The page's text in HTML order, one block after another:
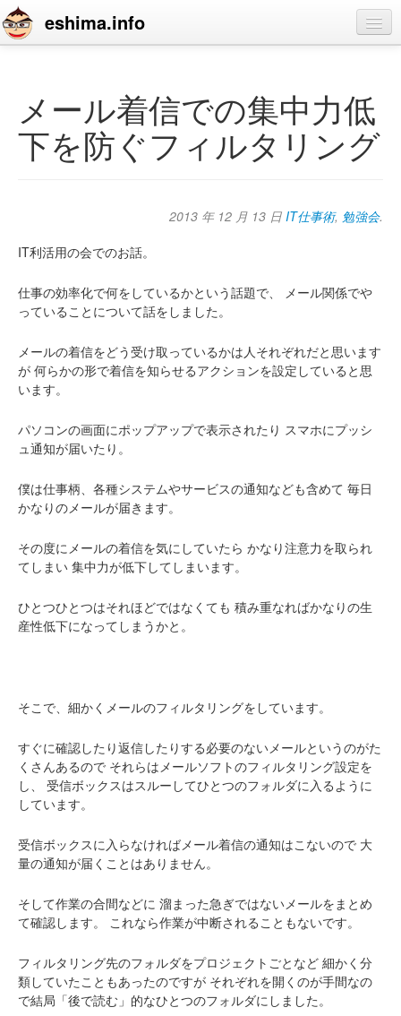
eshima.info
profile
contact
メール着信での集中力低
下を防ぐフィルタリング
2013 年 12 月 13 日 IT仕事術, 勉強会.
IT利活用の会でのお話。
仕事の効率化で何をしているかという話題で、
メール関係でや
っていることについて話をしました。
メールの着信をどう受け取っているかは人それぞれだと思います
が 何らかの形で着信を知らせるアクションを設定していると思
います。
パソコンの画面にポップアップで表示されたり スマホにプッシ
ュ通知が届いたり。
僕は仕事柄、各種システムやサービスの通知なども含めて 毎日
かなりのメールが届きます。
その度にメールの着信を気にしていたら かなり注意力を取られ
てしまい 集中力が低下してしまいます。
ひとつひとつはそれほどではなくても 積み重なればかなりの生
産性低下になってしまうかと。
そこで、細かくメールのフィルタリングをしています。
すぐに確認したり返信したりする必要のないメールというのがた
くさんあるので それらはメールソフトのフィルタリング設定を
し、
受信ボックスはスルーしてひとつのフォルダに入るように
しています。
受信ボックスに入らなければメール着信の通知はこないので 大
量の通知が届くことはありません。
そして作業の合間などに 溜まった急ぎではないメールをまとめ
て確認します。
これなら作業が中断されることもないです。
フィルタリング先のフォルダをプロジェクトごとなど 細かく分
類していたこともあったのですが それぞれを開くのが手間なの
で結局「後で読む」的なひとつのフォルダにしました。